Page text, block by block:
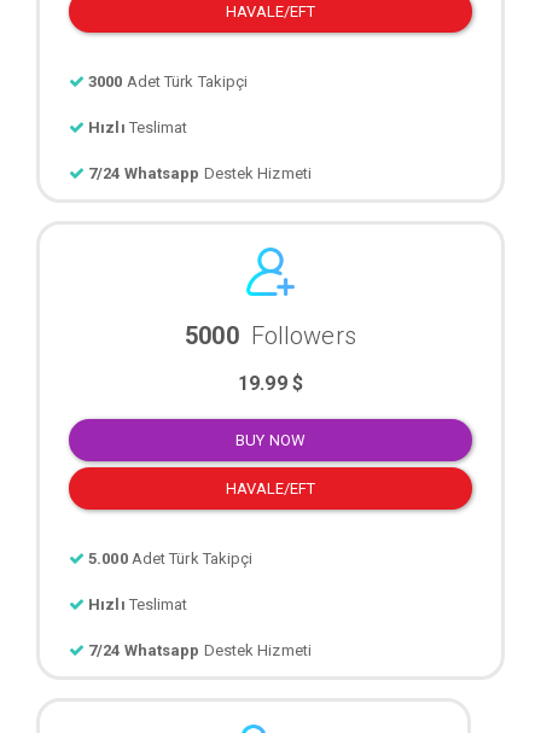
HAVALE/EFT
3000 Adet Türk Takipçi
Hızlı Teslimat
7/24 Whatsapp Destek Hizmeti
5000 Followers
19.99 $
BUY NOW
HAVALE/EFT
5.000 Adet Türk Takipçi
Hızlı Teslimat
7/24 Whatsapp Destek Hizmeti